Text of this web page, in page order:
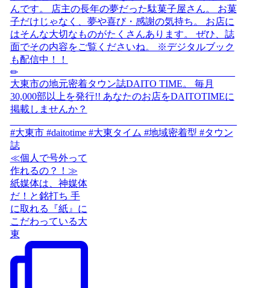
≪個人で号外って
作れるの？！≫
紙媒体は、神媒体
だ！と銘打ち 手
に取れる『紙』に
こだわっている大
東